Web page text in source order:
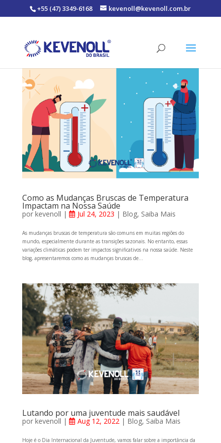
+55 (47) 3349-6168 kevenoll@kevenoll.com.br
Como as Mudanças Bruscas de Temperatura
Impactam na Nossa Saúde
por kevenoll | Jul 24, 2023 | Blog, Saiba Mais
As mudanças bruscas de temperatura são comuns em muitas regiões do
mundo, especialmente durante as transições sazonais. No entanto, essas
variações climáticas podem ter impactos significativos na nossa saúde. Neste
blog, apresentaremos como as mudanças bruscas de...
Lutando por uma juventude mais saudável
por kevenoll | Aug 12, 2022| Blog, Saiba Mais
Hoje é o Dia Internacional da Juventude, vamos falar sobre a importância da